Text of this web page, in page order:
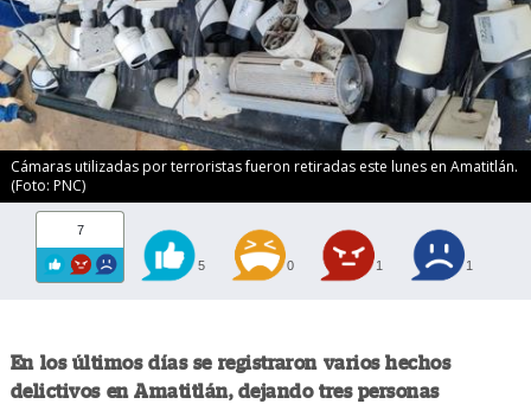
Cámaras utilizadas por terroristas fueron retiradas este lunes en Amatitlán.
(Foto: PNC)
7
5 0 1 1
En los últimos días se registraron varios hechos
delictivos en Amatitlán, dejando tres personas